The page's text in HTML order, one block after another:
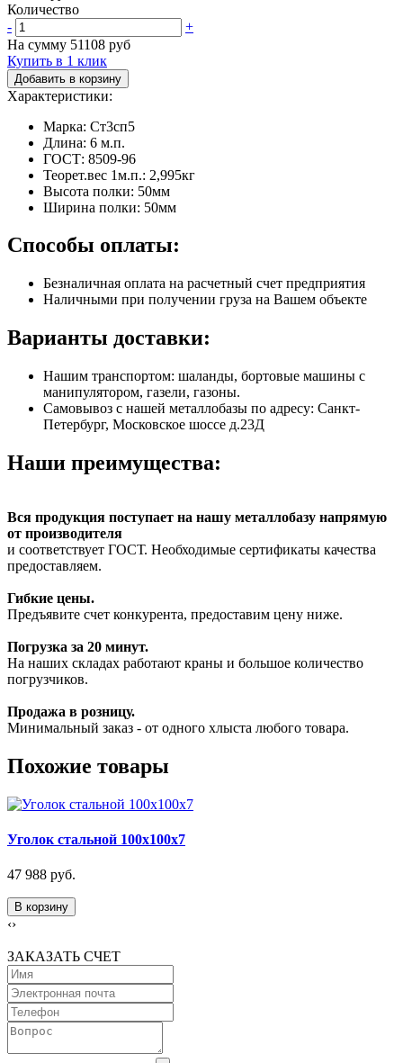
Количество
-
+
На сумму 51108 руб
Купить в 1 клик
Добавить в корзину
Характеристики:
Марка: Ст3сп5
Длина: 6 м.п.
ГОСТ: 8509-96
Теорет.вес 1м.п.: 2,995кг
Высота полки: 50мм
Ширина полки: 50мм
Способы оплаты:
Безналичная оплата на расчетный счет предприятия
Наличными при получении груза на Вашем объекте
Варианты доставки:
Нашим транспортом: шаланды, бортовые машины с
манипулятором, газели, газоны.
Самовывоз с нашей металлобазы по адресу: Санкт-
Петербург, Московское шоссе д.23Д
Наши преимущества:
Вся продукция поступает на нашу металлобазу напрямую
от производителя
и соответствует ГОСТ. Необходимые сертификаты качества
предоставляем.
Гибкие цены.
Предъявите счет конкурента, предоставим цену ниже.
Погрузка за 20 минут.
На наших складах работают краны и большое количество
погрузчиков.
Продажа в розницу.
Минимальный заказ - от одного хлыста любого товара.
Похожие товары
Уголок стальной 100х100х7
47 988 руб.
В корзину
‹›
ЗАКАЗАТЬ СЧЕТ